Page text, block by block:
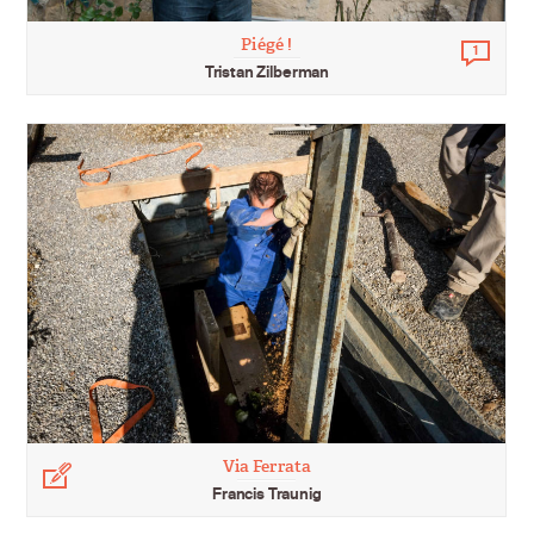
Piégé !
Tristan Zilberman
1
Via Ferrata
Francis Traunig